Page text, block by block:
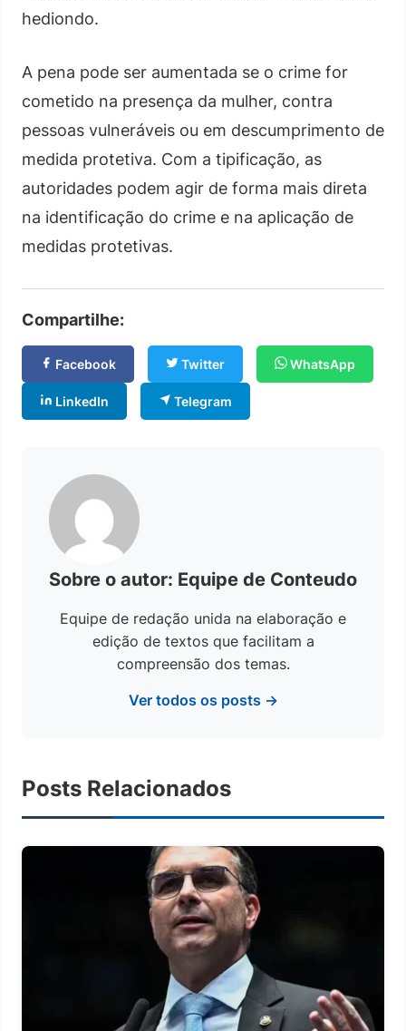
hediondo.
A pena pode ser aumentada se o crime for
cometido na presença da mulher, contra
pessoas vulneráveis ou em descumprimento de
medida protetiva. Com a tipificação, as
autoridades podem agir de forma mais direta
na identificação do crime e na aplicação de
medidas protetivas.
Compartilhe:
Facebook Twitter WhatsApp
LinkedIn Telegram
Sobre o autor: Equipe de Conteudo
Equipe de redação unida na elaboração e
edição de textos que facilitam a
compreensão dos temas.
Ver todos os posts →
Posts Relacionados